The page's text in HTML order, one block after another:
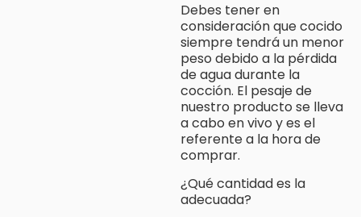
Debes tener en
consideración que cocido
siempre tendrá un menor
peso debido a la pérdida
de agua durante la
cocción. El pesaje de
nuestro producto se lleva
a cabo en vivo y es el
referente a la hora de
comprar.
¿Qué cantidad es la
adecuada?